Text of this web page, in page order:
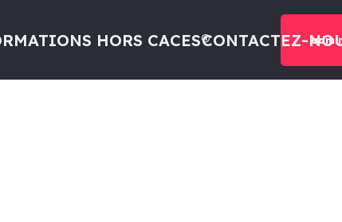
HORS CACES®CONTACTEZ-